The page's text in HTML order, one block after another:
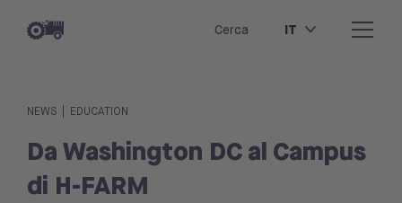
Cerca IT
NEWS EDUCATION
Da Washington DC al Campus
di H-FARM